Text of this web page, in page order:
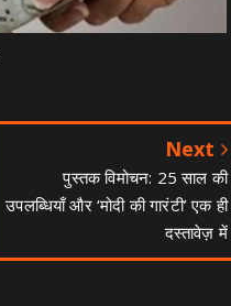
Next
पुस्तक विमोचन: 25 साल की
उपलब्धियाँ और ‘मोदी की गारंटी’ एक ही
दस्तावेज़ में